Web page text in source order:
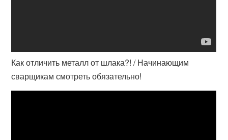
Как отличить металл от шлака?! / Начинающим
сварщикам смотреть обязательно!